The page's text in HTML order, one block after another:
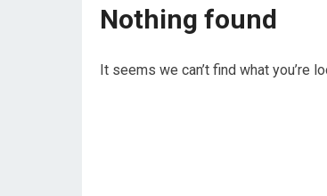
Nothing found
It seems we can’t find what you’re